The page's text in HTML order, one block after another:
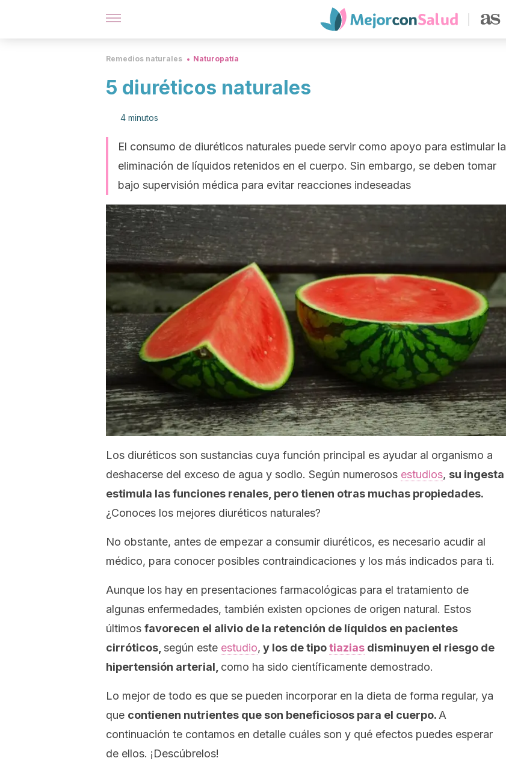
Remedios naturales Naturopatía
5 diuréticos naturales
4 minutos
El consumo de diuréticos naturales puede servir como apoyo para estimular la
eliminación de líquidos retenidos en el cuerpo. Sin embargo, se deben tomar
bajo supervisión médica para evitar reacciones indeseadas
Los diuréticos son sustancias cuya función principal es ayudar al organismo a
deshacerse del exceso de agua y sodio. Según numerosos estudios, su ingesta
estimula las funciones renales, pero tienen otras muchas propiedades.
¿Conoces los mejores diuréticos naturales?
No obstante, antes de empezar a consumir diuréticos, es necesario acudir al
médico, para conocer posibles contraindicaciones y los más indicados para ti.
Aunque los hay en presentaciones farmacológicas para el tratamiento de
algunas enfermedades, también existen opciones de origen natural. Estos
últimos favorecen el alivio de la retención de líquidos en pacientes
cirróticos, según este estudio, y los de tipotiazias disminuyen el riesgo de
hipertensión arterial, como ha sido científicamente demostrado.
Lo mejor de todo es que se pueden incorporar en la dieta de forma regular, ya
que contienen nutrientes que son beneficiosos para el cuerpo. A
continuación te contamos en detalle cuáles son y qué efectos puedes esperar
de ellos. ¡Descúbrelos!